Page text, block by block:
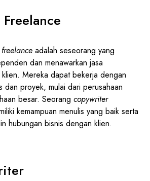
adalah seseorang yang
dan menawarkan jasa
Mereka dapat bekerja dengan
dan proyek, mulai dari perusahaan
besar. Seorang copywriter
kemampuan menulis yang baik serta
hubungan bisnis dengan klien.